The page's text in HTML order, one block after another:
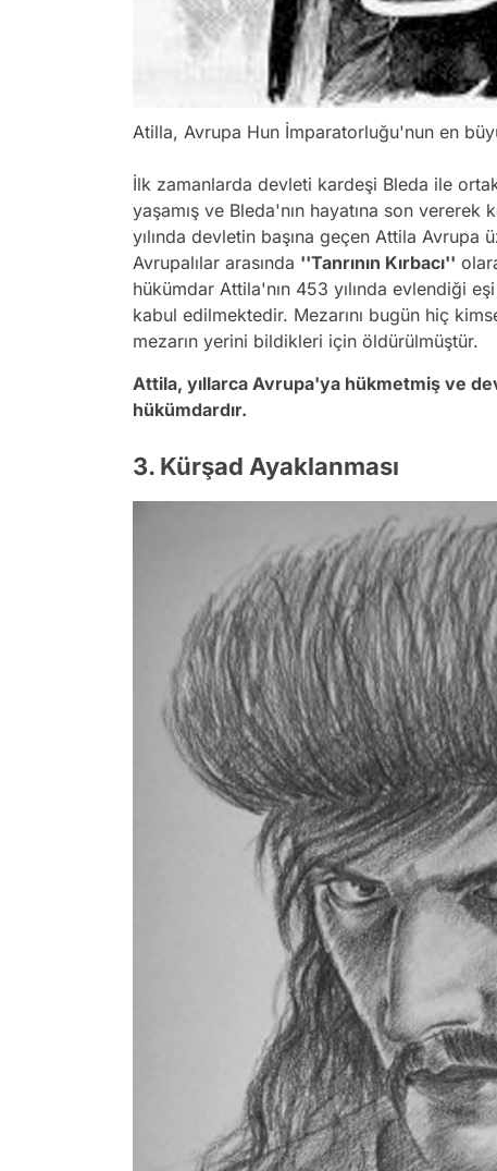
Atilla, Avrupa Hun İmparatorluğu'nun en
İlk zamanlarda devleti kardeşi Bleda ile
yaşamış ve Bleda'nın hayatına son
yılında devletin başına geçen Attila Avrupa
Avrupalılar arasında ''Tanrının Kırbacı''
hükümdar Attila'nın 453 yılında evlendiği
kabul edilmektedir. Mezarını bugün hiç
mezarın yerini bildikleri için öldürülmüştür.
Attila, yıllarca Avrupa'ya hükmetmiş ve
hükümdardır.
3. Kürşad Ayaklanması